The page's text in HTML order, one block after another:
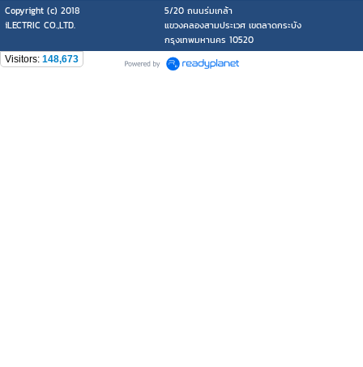
Copyright (c) 2018
5/20 ถนนร่มเกล้า
iLECTRIC CO.,LTD.
แขวงคลองสามประเวศ เขตลาดกระบัง
กรุงเทพมหานคร 10520
Visitors: 148,673